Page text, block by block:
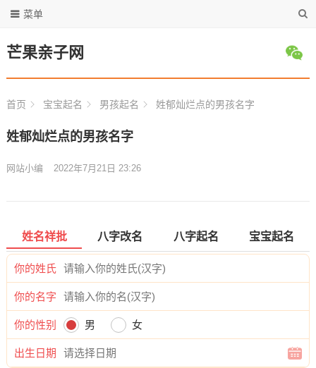
芒果亲子网
菜单
首页 宝宝起名 男孩起名 姓郁灿烂点的男孩名字
姓郁灿烂点的男孩名字
网站小编 2022年7月21日 23:26
姓名祥批 八字改名 八字起名 宝宝起名
你的姓氏
你的名字
你的性别 男 女
出生日期